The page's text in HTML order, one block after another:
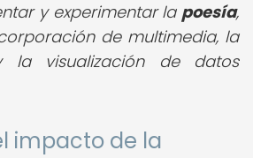
y experimentar la poesía,
de multimedia, la
la visualización de datos
impacto de la